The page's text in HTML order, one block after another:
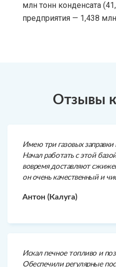
млн тонн конденсата
предприятия — 1,438
Отзывы
Имею три газовых
Начал работать с этой
вовремя доставляют
он очень качественный и
Антон (Калуга)
Искал печное топливо и
Обеспечили регулярные